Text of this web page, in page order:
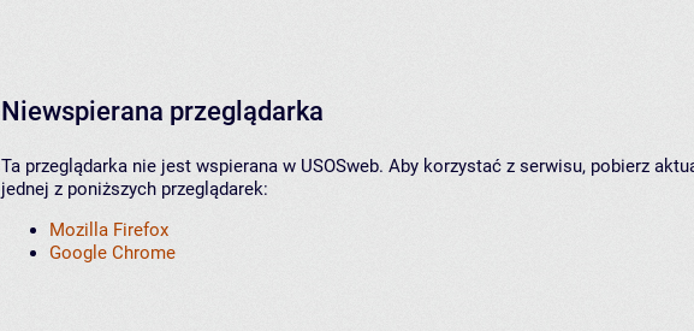
Niewspierana przeglądarka
Ta przeglądarka nie jest wspierana w USOSweb. Aby korzystać z serwisu, pobierz
jednej z poniższych przeglądarek:
Mozilla Firefox
Google Chrome